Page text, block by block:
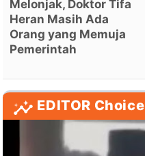
Melonjak, Doktor Tifa
Heran Masih Ada
Orang yang Memuja
Pemerintah
EDITOR Choice